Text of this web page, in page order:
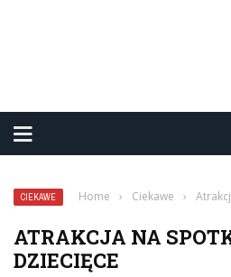
CIEKAWE Home › Ciekawe ›
ATRAKCJA NA
DZIECIĘCE